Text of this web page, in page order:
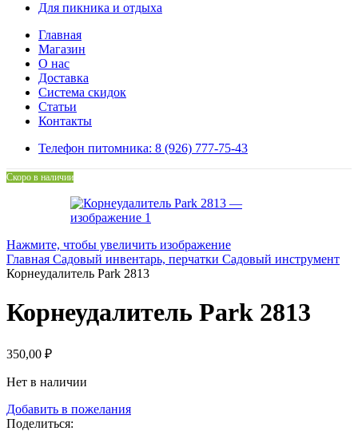
Для пикника и отдыха
Главная
Магазин
О нас
Доставка
Система скидок
Статьи
Контакты
Телефон питомника: 8 (926) 777-75-43
Скоро в наличии
Нажмите, чтобы увеличить изображение
Главная Садовый инвентарь, перчатки Садовый инструмент
Корнеудалитель Park 2813
Корнеудалитель Park 2813
350,00 ₽
Нет в наличии
Добавить в пожелания
Поделиться: